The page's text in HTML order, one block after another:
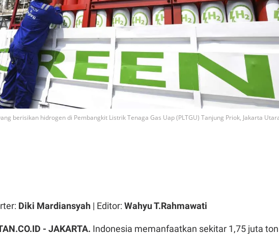
berisikan hidrogen di Pembangkit Listrik Tenaga Gas Uap (PLTGU) Tanjung Priok, Jakarta
Diki Mardiansyah | Editor: Wahyu T.Rahmawati
- JAKARTA. Indonesia memanfaatkan sekitar 1,75 juta ton